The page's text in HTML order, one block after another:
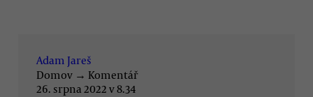
Adam Jareš
Domov → Komentář
26. srpna 2022 v 8.34